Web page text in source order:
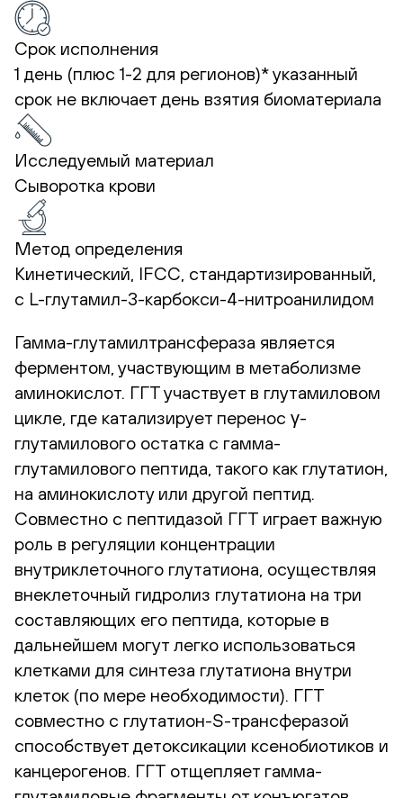
Срок исполнения
1 день (плюс 1-2 для регионов)*указанный
срок не включает день взятия биоматериала
Исследуемый материал
Сыворотка крови
Метод определения
Кинетический, IFCC, стандартизированный,
с L-глутамил-3-карбокси-4-нитроанилидом
Гамма-глутамилтрансфераза является
ферментом, участвующим в метаболизме
аминокислот. ГГТ участвует в глутамиловом
цикле, где катализирует перенос γ-
глутамилового остатка с гамма-
глутамилового пептида, такого как глутатион,
на аминокислоту или другой пептид.
Совместно с пептидазой ГГТ играет важную
роль в регуляции концентрации
внутриклеточного глутатиона, осуществляя
внеклеточный гидролиз глутатиона на три
составляющих его пептида, которые в
дальнейшем могут легко использоваться
клетками для синтеза глутатиона внутри
клеток (по мере необходимости). ГГТ
совместно с глутатион-S-трансферазой
способствует детоксикации ксенобиотиков и
канцерогенов. ГГТ отщепляет гамма-